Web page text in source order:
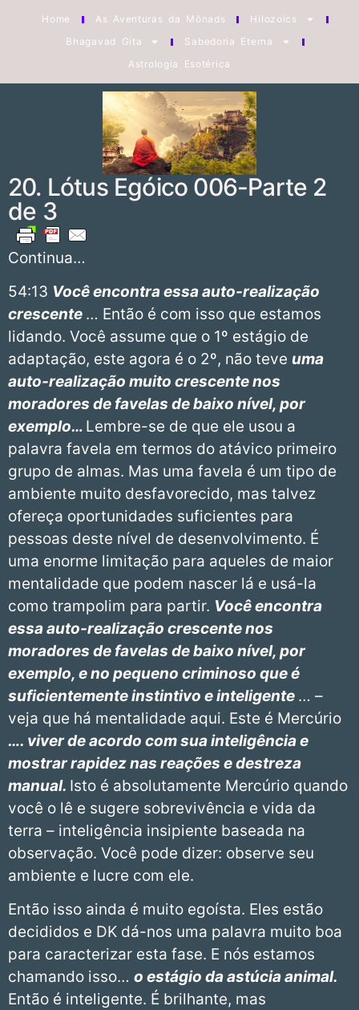
Home As Aventuras da Mônads
Hilozoics
Bhagavad Gita
Sabedoria Eterna
Astrologia Esotérica
20. Lótus Egóico 006-Parte 2
de 3
Continua…
54:13 Você encontra essa auto-realização
crescente … Então é com isso que estamos
lidando. Você assume que o 1º estágio de
adaptação, este agora é o 2º, não teve uma
auto-realização muito crescente nos
moradores de favelas de baixo nível, por
exemplo… Lembre-se de que ele usou a
palavra favela em termos do atávico primeiro
grupo de almas. Mas uma favela é um tipo de
ambiente muito desfavorecido, mas talvez
ofereça oportunidades suficientes para
pessoas deste nível de desenvolvimento. É
uma enorme limitação para aqueles de maior
mentalidade que podem nascer lá e usá-la
como trampolim para partir. Você encontra
essa auto-realização crescente nos
moradores de favelas de baixo nível, por
exemplo, e no pequeno criminoso que é
suficientemente instintivo e inteligente … –
veja que há mentalidade aqui. Este é Mercúrio
…. viver de acordo com sua inteligência e
mostrar rapidez nas reações e destreza
manual. Isto é absolutamente Mercúrio quando
você o lê e sugere sobrevivência e vida da
terra – inteligência insipiente baseada na
observação. Você pode dizer: observe seu
ambiente e lucre com ele.
Então isso ainda é muito egoísta. Eles estão
decididos e DK dá-nos uma palavra muito boa
para caracterizar esta fase. E nós estamos
chamando isso… o estágio da astúcia animal.
Então é inteligente. É brilhante, mas